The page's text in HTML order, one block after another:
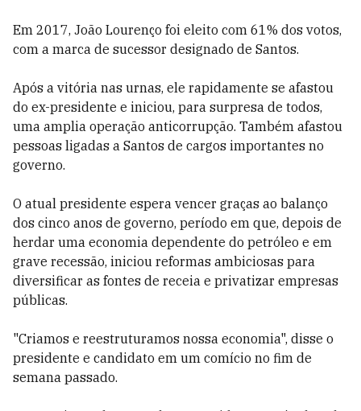
Em 2017, João Lourenço foi eleito com 61% dos votos,
com a marca de sucessor designado de Santos.
Após a vitória nas urnas, ele rapidamente se afastou
do ex-presidente e iniciou, para surpresa de todos,
uma amplia operação anticorrupção. Também afastou
pessoas ligadas a Santos de cargos importantes no
governo.
O atual presidente espera vencer graças ao balanço
dos cinco anos de governo, período em que, depois de
herdar uma economia dependente do petróleo e em
grave recessão, iniciou reformas ambiciosas para
diversificar as fontes de receia e privatizar empresas
públicas.
"Criamos e reestruturamos nossa economia", disse o
presidente e candidato em um comício no fim de
semana passado.